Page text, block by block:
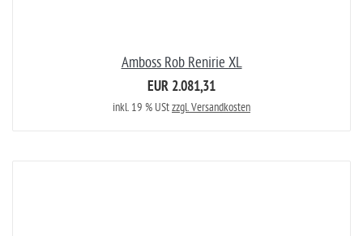
Amboss Rob Renirie XL
EUR 2.081,31
inkl. 19 % UStzzgl. Versandkosten